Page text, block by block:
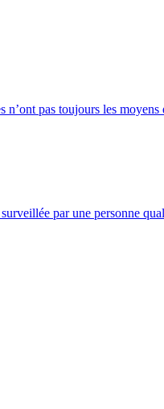
pas toujours les
par une personne